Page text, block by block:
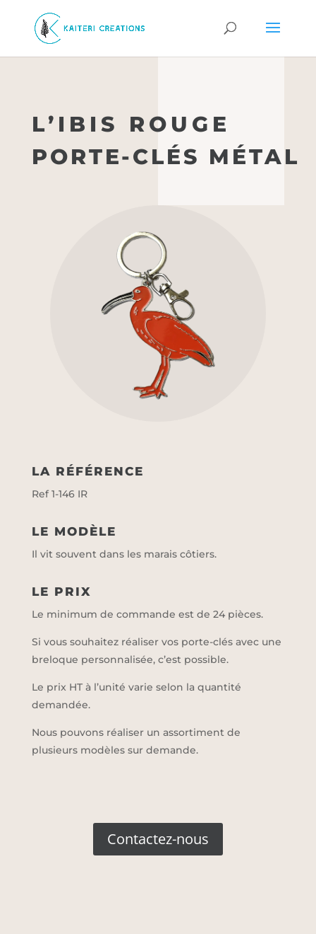
L’IBIS ROUGE
PORTE-CLÉS MÉTAL
LA RÉFÉRENCE
Ref 1-146 IR
LE MODÈLE
Il vit souvent dans les marais côtiers.
LE PRIX
Le minimum de commande est de 24 pièces.
Si vous souhaitez réaliser vos porte-clés avec une
breloque personnalisée, c’est possible.
Le prix HT à l’unité varie selon la quantité
demandée.
Nous pouvons réaliser un assortiment de
plusieurs modèles sur demande.
Contactez-nous